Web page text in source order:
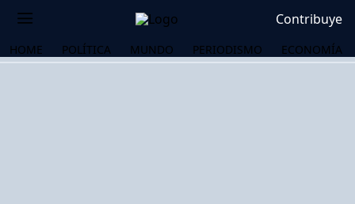
Contribuye
HOME POLÍTICA MUNDO PERIODISMO ECONOMÍA